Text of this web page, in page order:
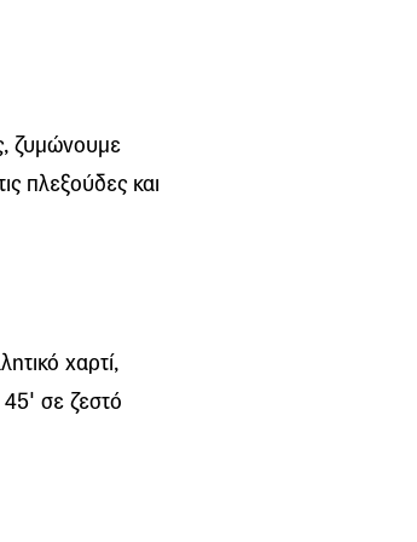
ζυμώνουμε
πλεξούδες και
χαρτί,
σε ζεστό